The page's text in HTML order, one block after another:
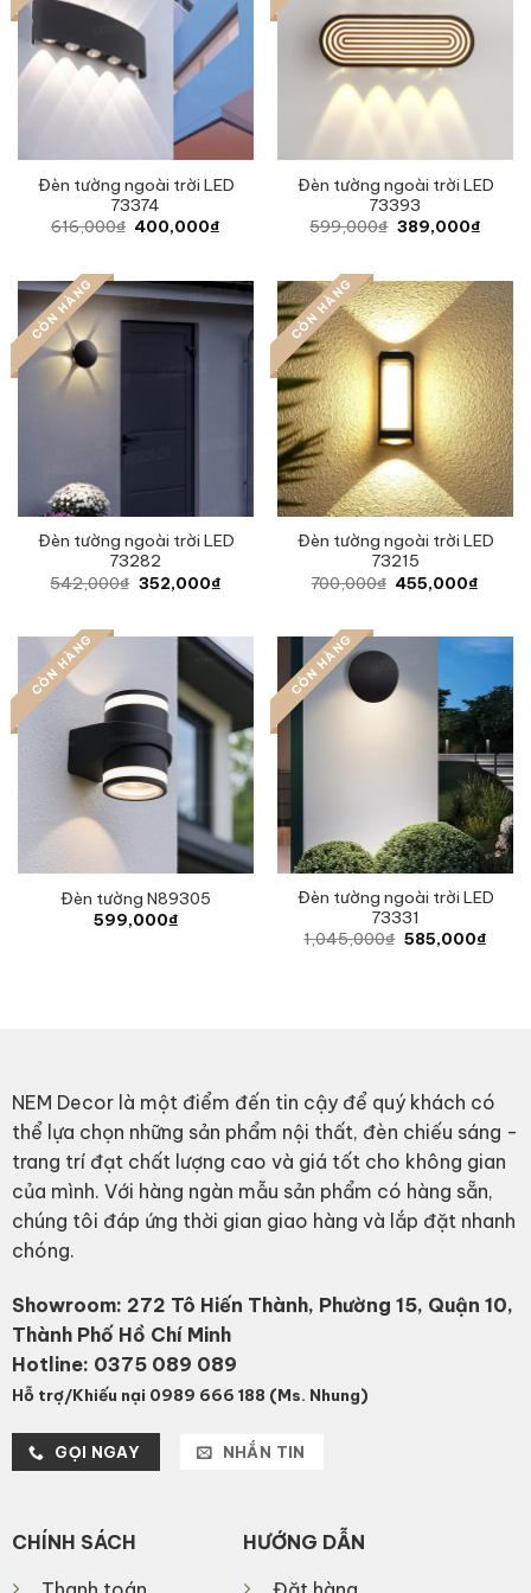
Đèn tường ngoài trời LED
73374
616,000₫ Original
price
400,000₫
Đèn tường ngoài trời LED
73393
599,000₫ Original
price
389,000₫
CÒN HÀNG
Đèn tường ngoài trời LED
73282
542,000₫ Original
price
352,000₫Current
CÒN HÀNG
Đèn tường ngoài trời LED
73215
700,000₫ Original
price
455,000₫
CÒN HÀNG
Đèn tường N89305
599,000₫
CÒN HÀNG
Đèn tường ngoài trời LED
73331
1,045,000₫ Original
price
585,000₫
NEM Decor là một điểm đến tin cậy để quý khách có
thể lựa chọn những sản phẩm nội thất, đèn chiếu sáng -
trang trí đạt chất lượng cao và giá tốt cho không gian
của mình. Với hàng ngàn mẫu sản phẩm có hàng sẵn,
chúng tôi đáp ứng thời gian giao hàng và lắp đặt nhanh
chóng.
Showroom: 272 Tô Hiến Thành, Phường 15, Quận 10,
Thành Phố Hồ Chí Minh
Hotline: 0375 089 089
Hỗ trợ/Khiếu nại 0989 666 188 (Ms. Nhung)
GỌI NGAY NHẮN TIN
CHÍNH SÁCH
HƯỚNG DẪN